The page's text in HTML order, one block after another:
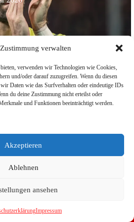
verwalten
verwenden wir Technologien wie Cookies,
und/oder darauf zuzugreifen. Wenn du diesen
Daten wie das Surfverhalten oder eindeutige IDs
du deine Zustimmung nicht erteilst oder
und Funktionen beeinträchtigt werden.
Akzeptieren
Ablehnen
ansehen
Impressum